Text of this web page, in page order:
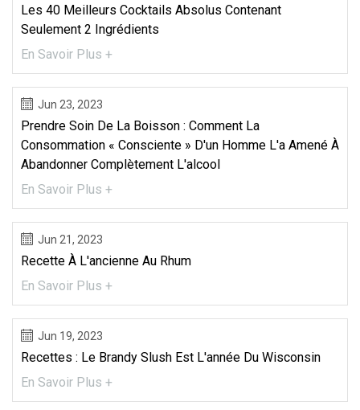
Les 40 Meilleurs Cocktails Absolus Contenant
Seulement 2 Ingrédients
En Savoir Plus +
Jun 23, 2023
Prendre Soin De La Boisson : Comment La
Consommation « Consciente » D'un Homme L'a Amené À
Abandonner Complètement L'alcool
En Savoir Plus +
Jun 21, 2023
Recette À L'ancienne Au Rhum
En Savoir Plus +
Jun 19, 2023
Recettes : Le Brandy Slush Est L'année Du Wisconsin
En Savoir Plus +